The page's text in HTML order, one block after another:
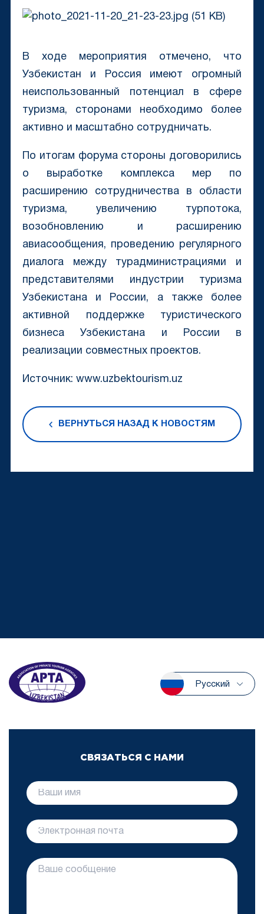
В ходе мероприятия отмечено, что
Узбекистан и Россия имеют огромный
неиспользованный потенциал в сфере
туризма, сторонами необходимо более
активно и масштабно сотрудничать.
По итогам форума стороны договорились
о выработке комплекса мер по
расширению сотрудничества в области
туризма, увеличению турпотока,
возобновлению и расширению
авиасообщения, проведению регулярного
диалога между турадминистрациями и
представителями индустрии туризма
Узбекистана и России, а также более
активной поддержке туристического
бизнеса Узбекистана и России в
реализации совместных проектов.
Источник: www.uzbektourism.uz
ВЕРНУТЬСЯ НАЗАД К НОВОСТЯМ
Русский
СВЯЗАТЬСЯ С НАМИ